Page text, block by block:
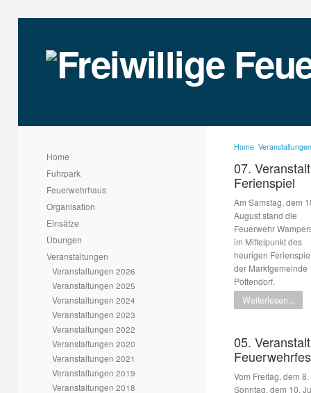
Home
Fuhrpark
Feuerwehrhaus
Organisation
Einsätze
Übungen
Veranstaltungen
Veranstaltungen 2026
Veranstaltungen 2025
Veranstaltungen 2024
Veranstaltungen 2023
Veranstaltungen 2022
Veranstaltungen 2020
Veranstaltungen 2021
Veranstaltungen 2019
Veranstaltungen 2018
Home Veranstaltungen
07.
Ferienspiel
Am Samstag, dem
August stand die
Feuerwehr
im Mittelpunkt des
heurigen
der Marktgemeinde
Pottendorf.
Weiterlesen...
05.
Vom Freitag, dem
Sonntag, dem 10.